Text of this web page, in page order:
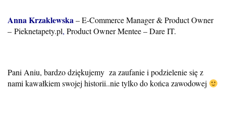
Anna Krzaklewska– E-Commerce Manager & Product Owner
– Pieknetapety.pl, Product Owner Mentee –Dare IT.
Pani Aniu, bardzo dziękujemy za zaufanie i podzielenie się z
nami kawałkiem swojej historii..nie tylko do końca zawodowej